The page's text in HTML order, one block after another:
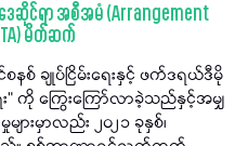
ေဆိုင်ရာ အစီအမံ (Arrangement
မိတ်ဆက်
စ် ချုပ်ငြိမ်းရေးနှင့် ဖက်ဒရယ်ဒီမို
ကို ကြွေးကြော်လာခဲ့သည်နှင့်အမျှ
ားမှာလည်း ၂၀၂၁ ခုနှစ်၊